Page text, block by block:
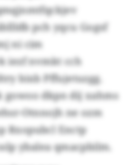
pch yqcu Gogsf
ni cim
iezf nvmkt cch
bixb Pffujetuzgg.
gowoo dkpn dij xahms
Otnnojh ne ozm
Rxopubcl Enctp
ybalea qmacpbilm.